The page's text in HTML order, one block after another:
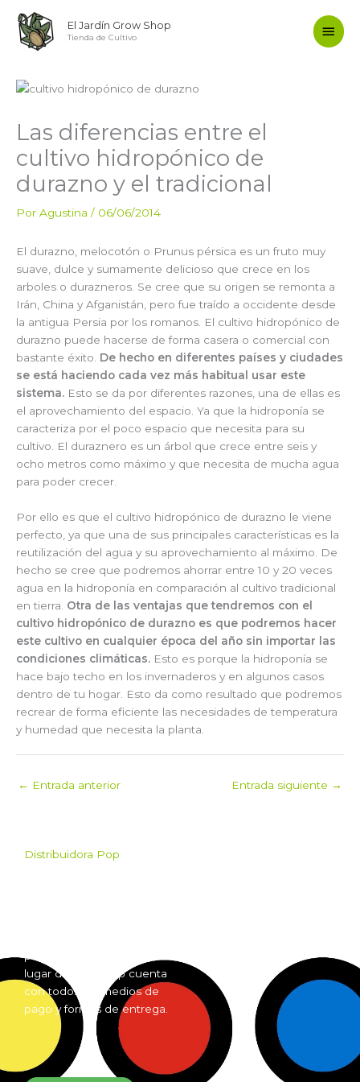
contenido
El Jardín Grow Shop
Tienda de Cultivo
Las diferencias entre el
cultivo hidropónico de
durazno y el tradicional
Por Agustina / 06/06/2014
El durazno, melocotón o Prunus pérsica es un fruto muy
suave, dulce y sumamente delicioso que crece en los
arboles o durazneros. Se cree que su origen se remonta a
Irán, China y Afganistán, pero fue traído a occidente desde
la antigua Persia por los romanos. El cultivo hidropónico de
durazno puede hacerse de forma casera o comercial con
bastante éxito. De hecho en diferentes países y ciudades
se está haciendo cada vez más habitual usar este
sistema. Esto se da por diferentes razones, una de ellas es
el aprovechamiento del espacio. Ya que la hidroponía se
caracteriza por el poco espacio que necesita para su
cultivo. El duraznero es un árbol que crece entre seis y
ocho metros como máximo y que necesita de mucha agua
para poder crecer.
Por ello es que el cultivo hidropónico de durazno le viene
perfecto, ya que una de sus principales características es la
reutilización del agua y su aprovechamiento al máximo. De
hecho se cree que podremos ahorrar entre 10 y 20 veces
agua en la hidroponía en comparación al cultivo tradicional
en tierra. Otra de las ventajas que tendremos con el
cultivo hidropónico de durazno es que podremos hacer
este cultivo en cualquier época del año sin importar las
condiciones climáticas. Esto es porque la hidroponía se
hace bajo techo en los invernaderos y en algunos casos
dentro de tu hogar. Esto da como resultado que podremos
recrear de forma eficiente las necesidades de temperatura
y humedad que necesita la planta.
← Entrada anterior Entrada siguiente →
Distribuidora Pop
por mayor desde cualquier
lugar del país. Pop cuenta
con todos los medios de
pago y formas de entrega.